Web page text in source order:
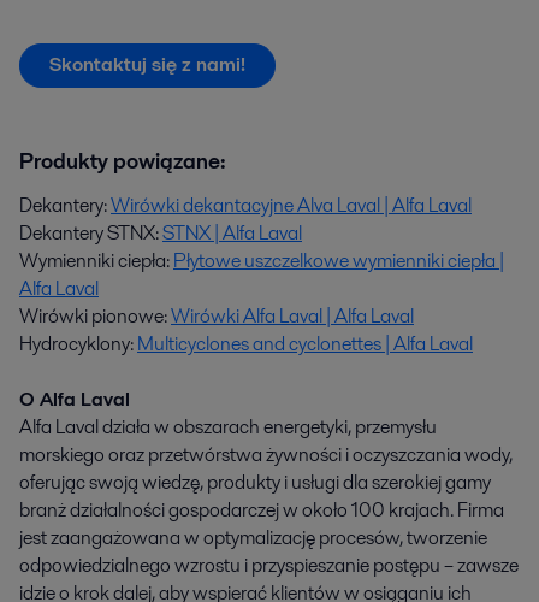
Skontaktuj się z nami!
Produkty powiązane:
Dekantery:Wirówki dekantacyjne Alva Laval | Alfa Laval
Dekantery STNX:STNX | Alfa Laval
Wymienniki ciepła:Płytowe uszczelkowe wymienniki ciepła |
Alfa Laval
Wirówki pionowe:Wirówki Alfa Laval | Alfa Laval
Hydrocyklony:Multicyclones and cyclonettes | Alfa Laval
O Alfa Laval
Alfa Laval działa w obszarach energetyki, przemysłu
morskiego oraz przetwórstwa żywności i oczyszczania wody,
oferując swoją wiedzę, produkty i usługi dla szerokiej gamy
branż działalności gospodarczej w około 100 krajach. Firma
jest zaangażowana w optymalizację procesów, tworzenie
odpowiedzialnego wzrostu i przyspieszanie postępu – zawsze
idzie o krok dalej, aby wspierać klientów w osiąganiu ich